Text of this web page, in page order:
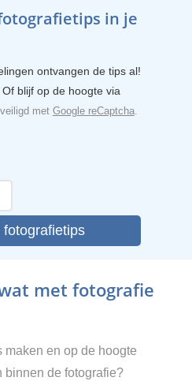
in je
ontvangen de tips al!
Of blijf op de hoogte via
met Google reCaptcha.
met fotografie
en op de hoogte
binnen de fotografie?